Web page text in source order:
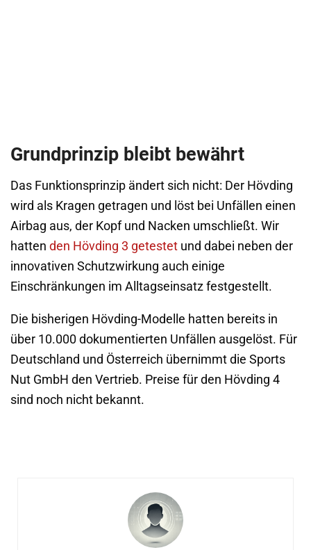
Grundprinzip bleibt bewährt
Das Funktionsprinzip ändert sich nicht: Der Hövding
wird als Kragen getragen und löst bei Unfällen einen
Airbag aus, der Kopf und Nacken umschließt. Wir
hatten den Hövding 3 getestet und dabei neben der
innovativen Schutzwirkung auch einige
Einschränkungen im Alltagseinsatz festgestellt.
Die bisherigen Hövding-Modelle hatten bereits in
über 10.000 dokumentierten Unfällen ausgelöst. Für
Deutschland und Österreich übernimmt die Sports
Nut GmbH den Vertrieb. Preise für den Hövding 4
sind noch nicht bekannt.